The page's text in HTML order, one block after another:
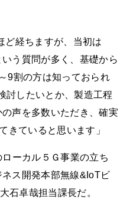
ど経ちますが、当初は
う質問が多く、基礎から
9割の方は知っておられ
討したいとか、製造工程
声を多数いただき、確実
きていると思います」
ーカル５Ｇ事業の立ち
ネス開発本部無線&IoTビ
石卓哉担当課長だ。